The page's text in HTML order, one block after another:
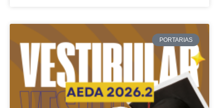
PORTARIAS